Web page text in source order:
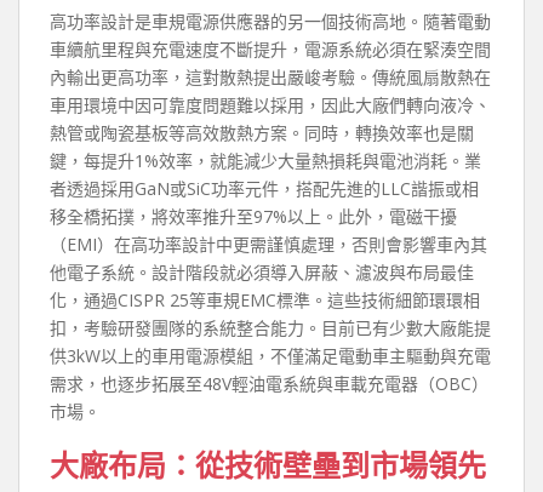
高功率設計是車規電源供應器的另一個技術高地。隨著電動
車續航里程與充電速度不斷提升，電源系統必須在緊湊空間
內輸出更高功率，這對散熱提出嚴峻考驗。傳統風扇散熱在
車用環境中因可靠度問題難以採用，因此大廠們轉向液冷、
熱管或陶瓷基板等高效散熱方案。同時，轉換效率也是關
鍵，每提升1%效率，就能減少大量熱損耗與電池消耗。業
者透過採用GaN或SiC功率元件，搭配先進的LLC諧振或相
移全橋拓撲，將效率推升至97%以上。此外，電磁干擾
（EMI）在高功率設計中更需謹慎處理，否則會影響車內其
他電子系統。設計階段就必須導入屏蔽、濾波與布局最佳
化，通過CISPR 25等車規EMC標準。這些技術細節環環相
扣，考驗研發團隊的系統整合能力。目前已有少數大廠能提
供3kW以上的車用電源模組，不僅滿足電動車主驅動與充電
需求，也逐步拓展至48V輕油電系統與車載充電器（OBC）
市場。
大廠布局：從技術壁壘到市場領先